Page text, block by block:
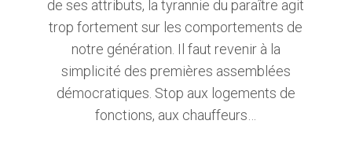
de ses attributs, la tyrannie du paraître agit
trop fortement sur les comportements de
notre génération. Il faut revenir à la
simplicité des premières assemblées
démocratiques. Stop aux logements de
fonctions, aux chauffeurs…